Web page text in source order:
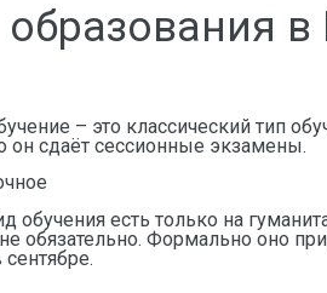
в
– это классический тип
он сдаёт сессионные экзамены.
обучения есть только на
не обязательно. Формально оно
сентябре.